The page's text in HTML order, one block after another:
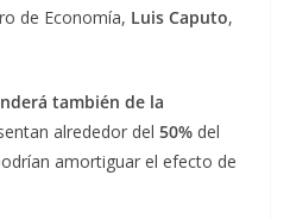
de Economía, Luis Caputo,
también de la
alrededor del 50% del
amortiguar el efecto de